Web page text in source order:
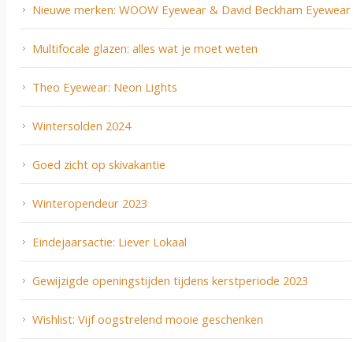
Nieuwe merken: WOOW Eyewear & David Beckham Eyewear
Multifocale glazen: alles wat je moet weten
Theo Eyewear: Neon Lights
Wintersolden 2024
Goed zicht op skivakantie
Winteropendeur 2023
Eindejaarsactie: Liever Lokaal
Gewijzigde openingstijden tijdens kerstperiode 2023
Wishlist: Vijf oogstrelend mooie geschenken